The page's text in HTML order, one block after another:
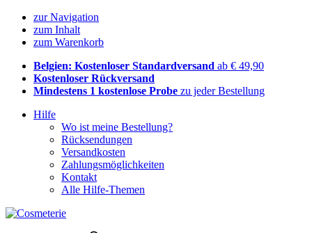
zur Navigation
zum Inhalt
zum Warenkorb
Belgien: Kostenloser Standardversand ab € 49,90
Kostenloser Rückversand
Mindestens 1 kostenlose Probe zu jeder Bestellung
Hilfe
Wo ist meine Bestellung?
Rücksendungen
Versandkosten
Zahlungsmöglichkeiten
Kontakt
Alle Hilfe-Themen